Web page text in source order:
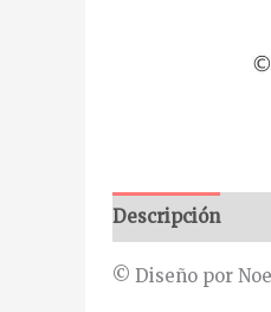
Descripción
© Diseño por